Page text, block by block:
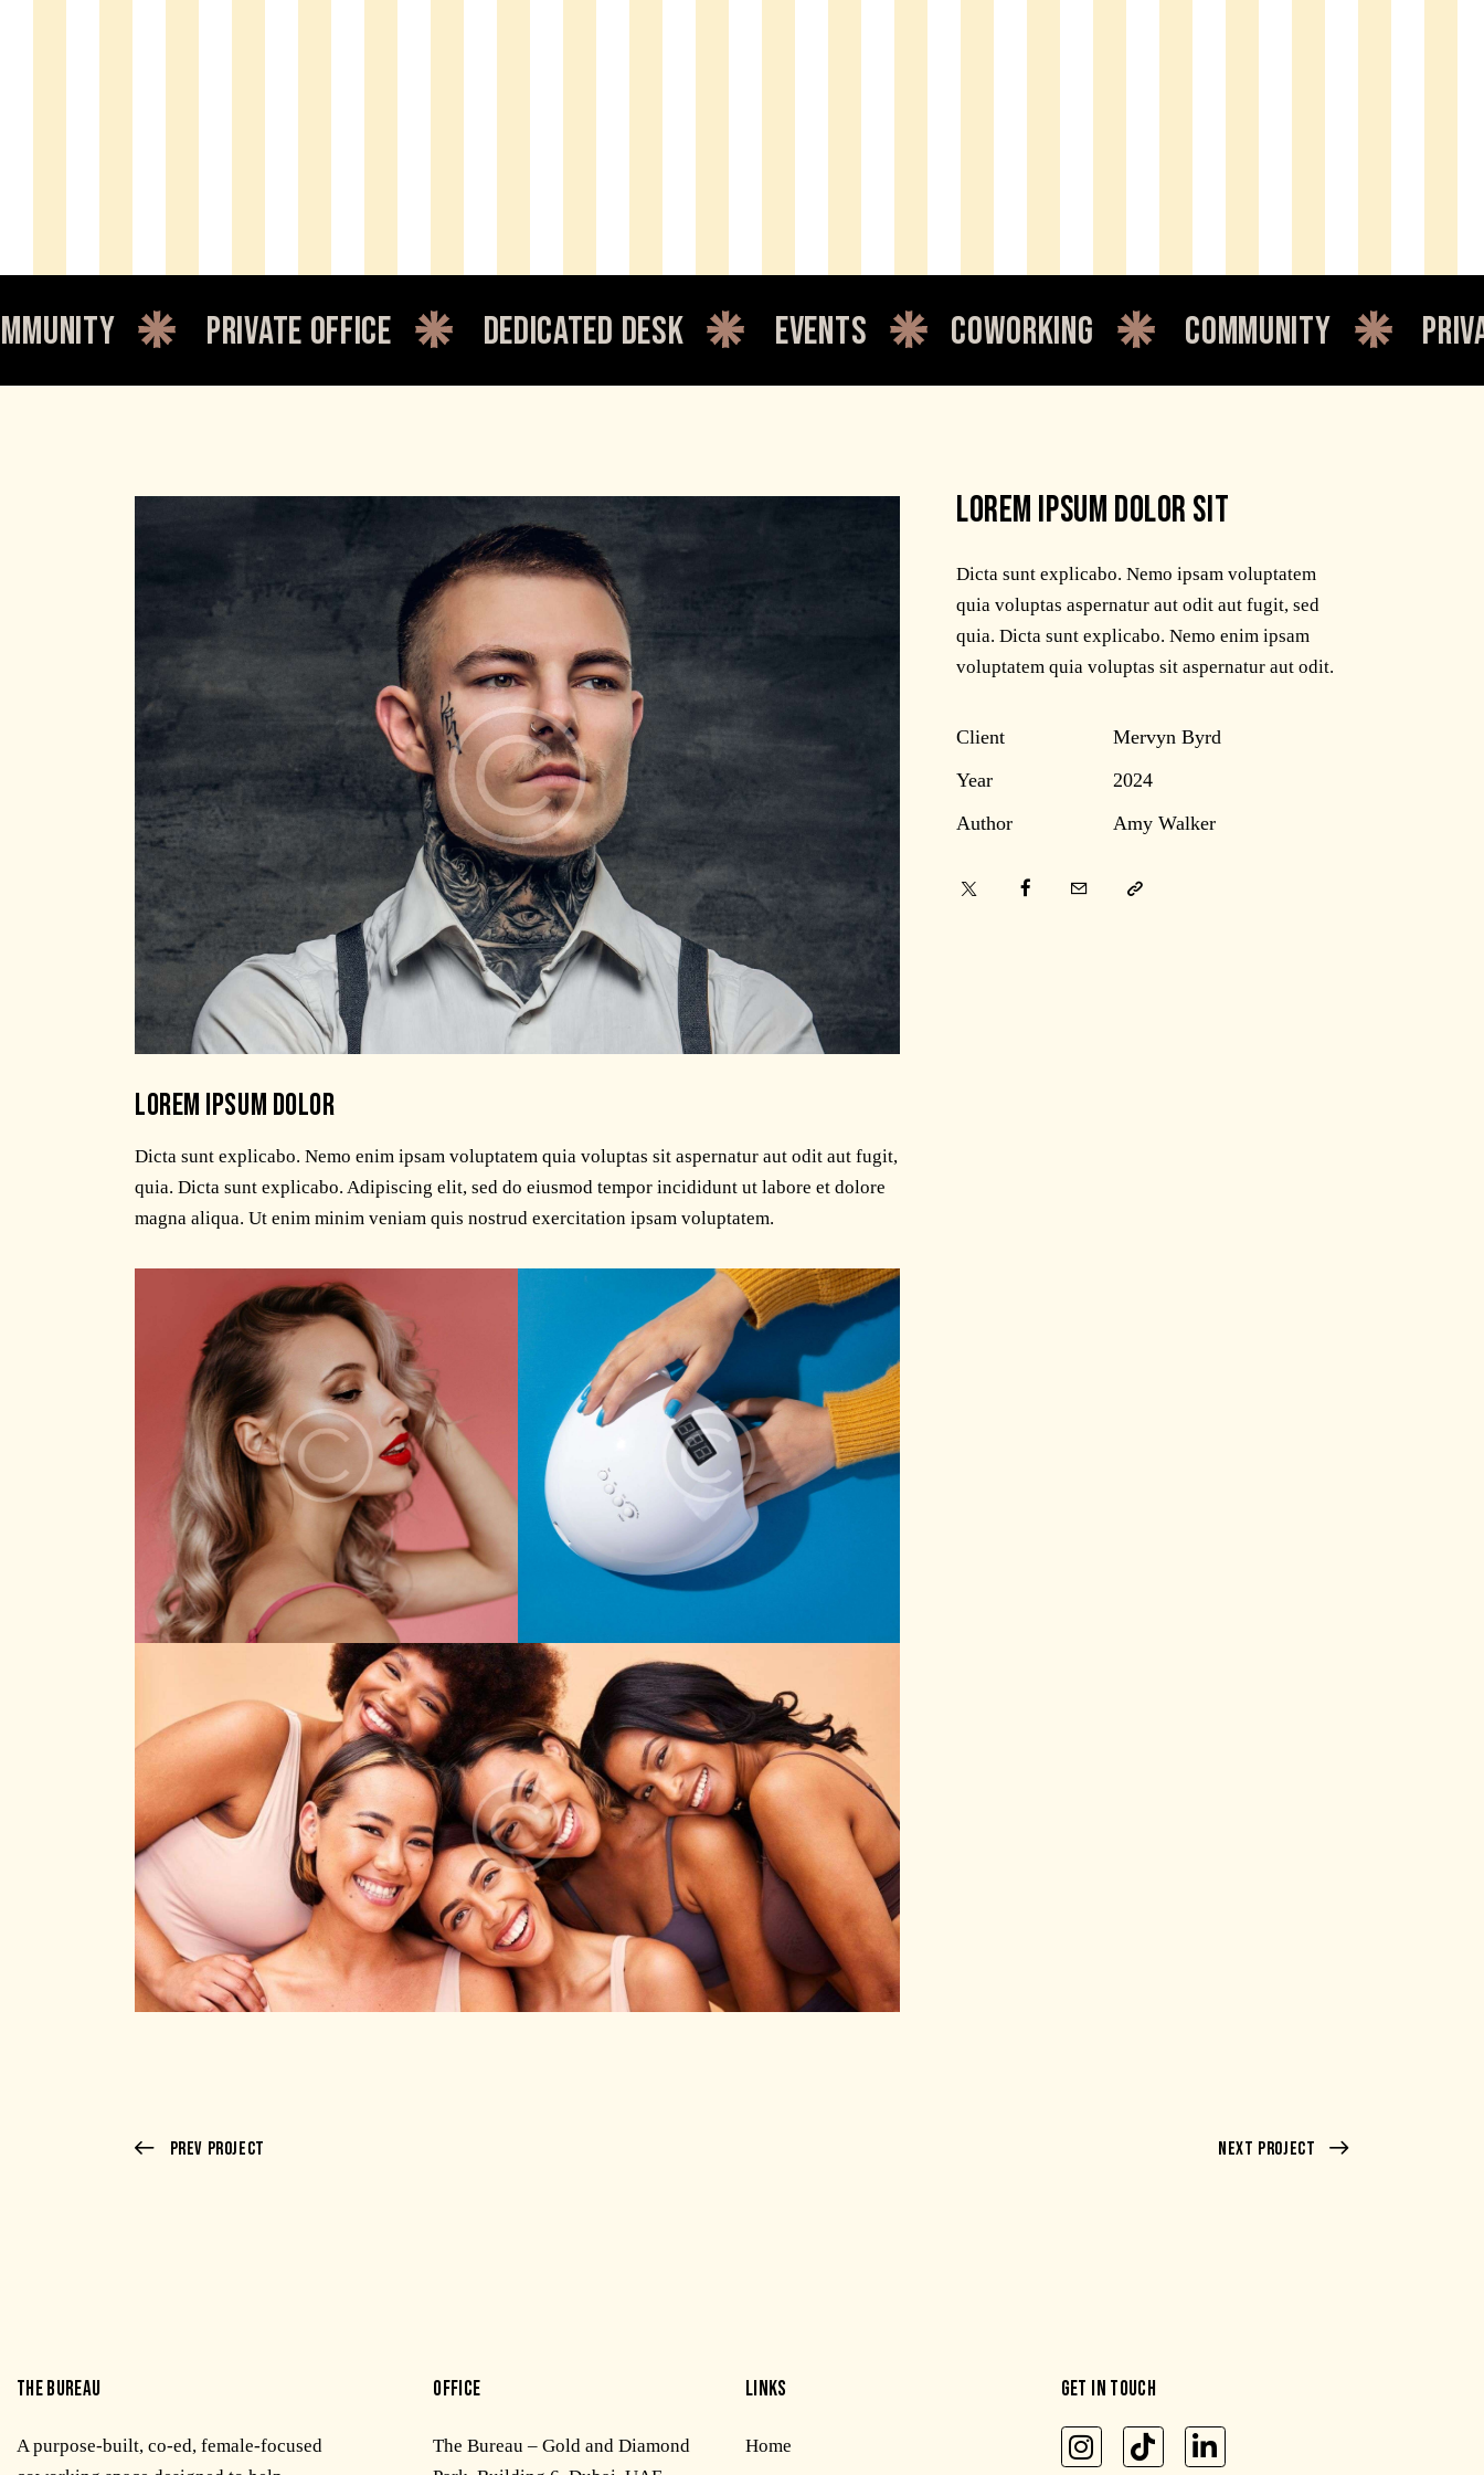
private office dedicated desk events coworking community private
LOREM IPSUM DOLOR
Dicta sunt explicabo. Nemo enim ipsam voluptatem quia voluptas sit aspernatur aut odit aut fugit,
quia. Dicta sunt explicabo. Adipiscing elit, sed do eiusmod tempor incididunt ut labore et dolore
magna aliqua. Ut enim minim veniam quis nostrud exercitation ipsam voluptatem.
LOREM IPSUM DOLOR SIT
Dicta sunt explicabo. Nemo ipsam voluptatem
quia voluptas aspernatur aut odit aut fugit, sed
quia. Dicta sunt explicabo. Nemo enim ipsam
voluptatem quia voluptas sit aspernatur aut odit.
Client
Mervyn Byrd
Year
2024
Author
Amy Walker
Prev Project Next Project
THE BUREAU
A purpose-built, co-ed, female-focused
OFFICE
The Bureau – Gold and Diamond
LINKS
Home
GET IN TOUCH